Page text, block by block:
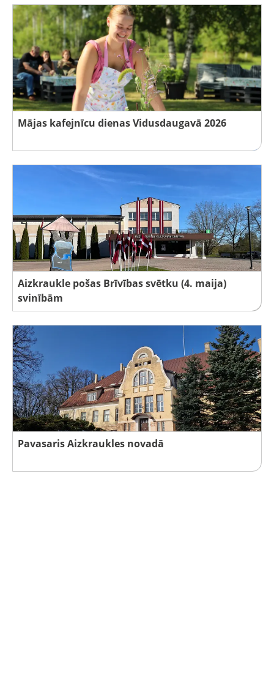
Mājas kafejnīcu dienas Vidusdaugavā 2026
Aizkraukle pošas Brīvības svētku (4. maija)
svinībām
Pavasaris Aizkraukles novadā